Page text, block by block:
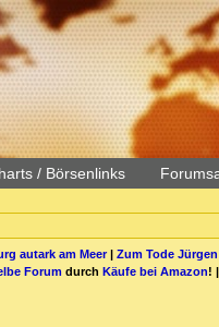
/ Börsenlinks
autark am Meer| Zum Tode
Forum durch Käufe bei Amazon! |